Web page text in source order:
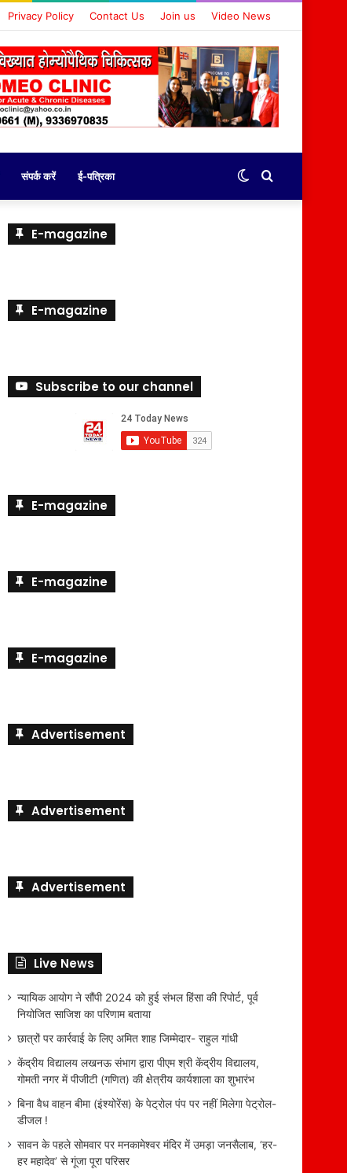
Privacy Policy Contact Us Join us Video News
संपर्क करें ई-पत्रिका Search
Switch
E-magazine
E-magazine
Subscribe to our channel
E-magazine
E-magazine
E-magazine
Advertisement
Advertisement
Advertisement
Live News
न्यायिक आयोग ने सौंपी 2024 को हुई संभल हिंसा की रिपोर्ट, पूर्व
नियोजित साजिश का परिणाम बताया
छात्रों पर कार्रवाई के लिए अमित शाह जिम्मेदार- राहुल गांधी
केंद्रीय विद्यालय लखनऊ संभाग द्वारा पीएम श्री केंद्रीय विद्यालय,
गोमती नगर में पीजीटी (गणित) की क्षेत्रीय कार्यशाला का शुभारंभ
बिना वैध वाहन बीमा (इंश्योरेंस) के पेट्रोल पंप पर नहीं मिलेगा पेट्रोल-
डीजल !
सावन के पहले सोमवार पर मनकामेश्वर मंदिर में उमड़ा जनसैलाब, ‘हर-
हर महादेव’ से गूंजा पूरा परिसर